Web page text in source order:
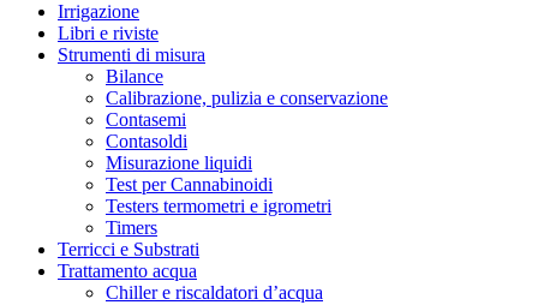
Irrigazione
Libri e riviste
Strumenti di misura
Bilance
Calibrazione, pulizia e conservazione
Contasemi
Contasoldi
Misurazione liquidi
Test per Cannabinoidi
Testers termometri e igrometri
Timers
Terricci e Substrati
Trattamento acqua
Chiller e riscaldatori d’acqua